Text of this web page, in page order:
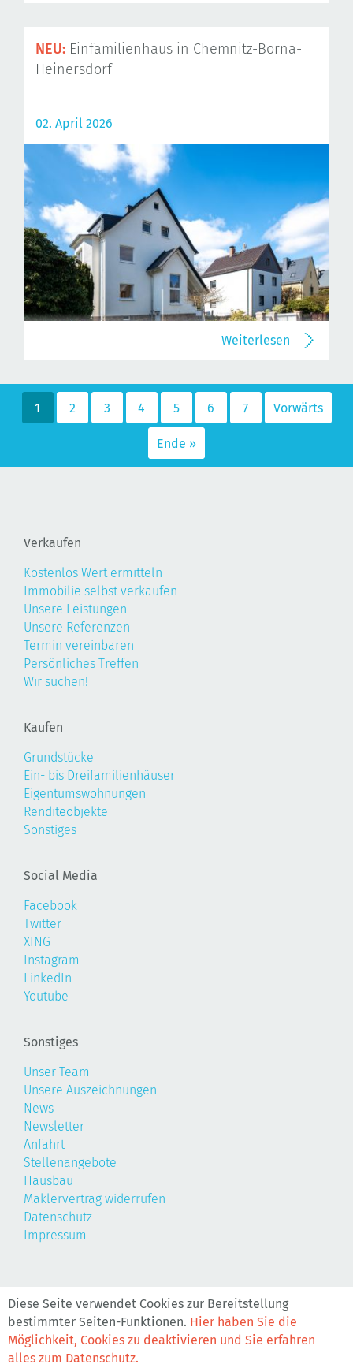
Diese Seite verwendet Cookies zur Bereitstellung
bestimmter Seiten-Funktionen. Hier haben Sie die
Möglichkeit, Cookies zu deaktivieren und Sie erfahren
alles zum Datenschutz.
NEU: Einfamilienhaus in Chemnitz-Borna-
Heinersdorf
02. April 2026
Weiterlesen
1 2 3 4 5 6 7 Vorwärts
Ende »
Verkaufen
Kostenlos Wert ermitteln
Immobilie selbst verkaufen
Unsere Leistungen
Unsere Referenzen
Termin vereinbaren
Persönliches Treffen
Wir suchen!
Kaufen
Grundstücke
Ein- bis Dreifamilienhäuser
Eigentumswohnungen
Renditeobjekte
Sonstiges
Social Media
Facebook
Twitter
XING
Instagram
LinkedIn
Youtube
Sonstiges
Unser Team
Unsere Auszeichnungen
News
Newsletter
Anfahrt
Stellenangebote
Hausbau
Maklervertrag widerrufen
Datenschutz
Impressum
©2026, Realis